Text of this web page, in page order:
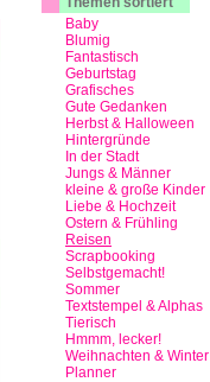
Baby
Blumig
Fantastisch
Geburtstag
Grafisches
Gute Gedanken
Herbst & Halloween
Hintergründe
In der Stadt
Jungs & Männer
kleine & große Kinder
Liebe & Hochzeit
Ostern & Frühling
Reisen
Scrapbooking
Selbstgemacht!
Sommer
Textstempel & Alphas
Tierisch
Hmmm, lecker!
Weihnachten & Winter
Planner